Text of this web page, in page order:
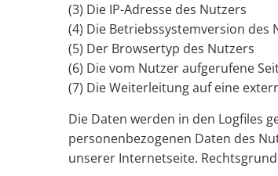
(3) Die IP-Adresse des Nutzers
(4) Die Betriebssystemversion des
(5) Der Browsertyp des Nutzers
(6) Die vom Nutzer aufgerufene
(7) Die Weiterleitung auf eine
Die Daten werden in den Logfiles
personenbezogenen Daten des
unserer Internetseite.